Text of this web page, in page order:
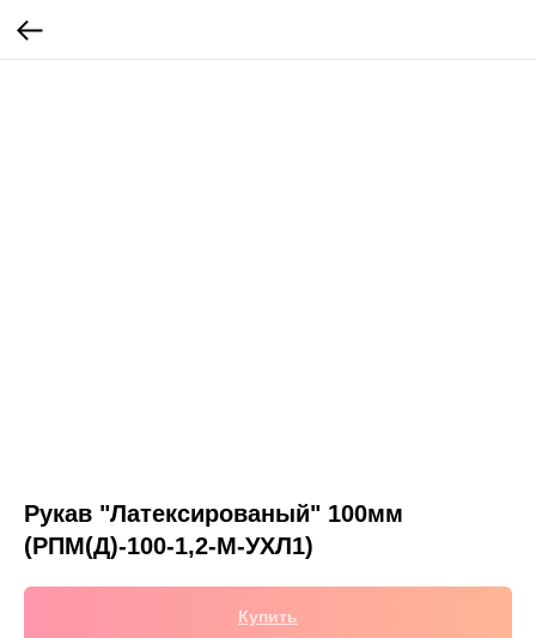
Рукав "Латексированый" 100мм
(РПМ(Д)-100-1,2-М-УХЛ1)
Купить